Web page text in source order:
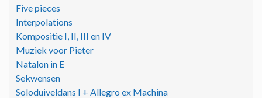
Five pieces
Interpolations
Kompositie I, II, III en IV
Muziek voor Pieter
Natalon in E
Sekwensen
Soloduiveldans I + Allegro ex Machina